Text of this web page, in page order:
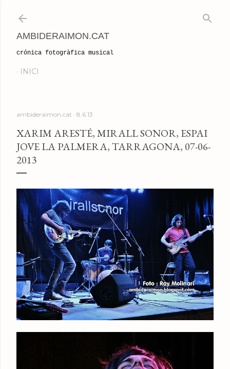
AMBIDERAIMON.CAT
crónica fotogràfica musical
INICI
ambideraimon.cat 8.6.13
XARIM ARESTÉ, MIRALL SONOR, ESPAI
JOVE LA PALMERA, TARRAGONA, 07-06-
2013